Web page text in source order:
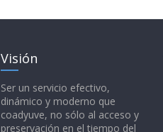
Visión
Ser un servicio efectivo,
dinámico y moderno que
coadyuve, no sólo al acceso y
preservación en el tiempo del